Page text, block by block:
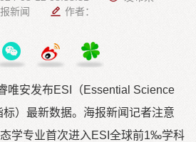
新闻
作者：
唯安发布ESI（Essential Science
标）最新数据。海报新闻记者注意
学专业首次进入ESI全球前1‰学科